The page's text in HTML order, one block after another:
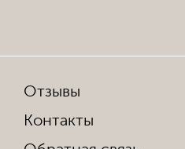
Отзывы
Контакты